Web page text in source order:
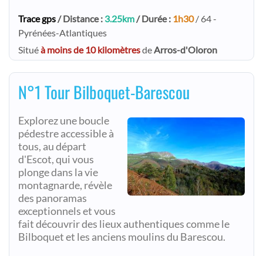
Trace gps/ Distance : 3.25km/ Durée : 1h30/ 64 -
Pyrénées-Atlantiques
Situéà moins de 10 kilomètresdeArros-d'Oloron
N°1 Tour Bilboquet-Barescou
Explorez une boucle
pédestre accessible à
tous, au départ
d'Escot, qui vous
plonge dans la vie
montagnarde, révèle
des panoramas
exceptionnels et vous
fait découvrir des lieux authentiques comme le
Bilboquet et les anciens moulins du Barescou.